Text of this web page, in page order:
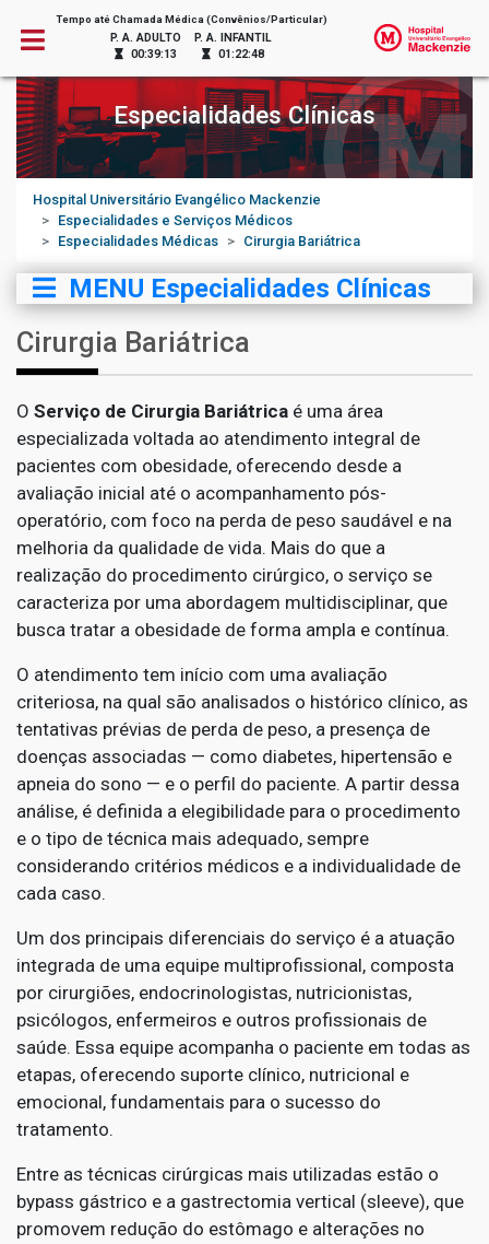
Tempo até Chamada Médica (Convênios/Particular)
P. A. ADULTO
00:39:13
P. A. INFANTIL
01:22:48
Especialidades Clínicas
Hospital Universitário Evangélico Mackenzie
Especialidades e Serviços Médicos
Especialidades Médicas
Cirurgia Bariátrica
MENU Especialidades Clínicas
Cirurgia Bariátrica
O Serviço de Cirurgia Bariátrica é uma área
especializada voltada ao atendimento integral de
pacientes com obesidade, oferecendo desde a
avaliação inicial até o acompanhamento pós-
operatório, com foco na perda de peso saudável e na
melhoria da qualidade de vida. Mais do que a
realização do procedimento cirúrgico, o serviço se
caracteriza por uma abordagem multidisciplinar, que
busca tratar a obesidade de forma ampla e contínua.
O atendimento tem início com uma avaliação
criteriosa, na qual são analisados o histórico clínico, as
tentativas prévias de perda de peso, a presença de
doenças associadas — como diabetes, hipertensão e
apneia do sono — e o perfil do paciente. A partir dessa
análise, é definida a elegibilidade para o procedimento
e o tipo de técnica mais adequado, sempre
considerando critérios médicos e a individualidade de
cada caso.
Um dos principais diferenciais do serviço é a atuação
integrada de uma equipe multiprofissional, composta
por cirurgiões, endocrinologistas, nutricionistas,
psicólogos, enfermeiros e outros profissionais de
saúde. Essa equipe acompanha o paciente em todas as
etapas, oferecendo suporte clínico, nutricional e
emocional, fundamentais para o sucesso do
tratamento.
Entre as técnicas cirúrgicas mais utilizadas estão o
bypass gástrico e a gastrectomia vertical (sleeve), que
promovem redução do estômago e alterações no